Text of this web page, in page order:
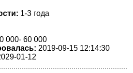
1-3 года
000- 60 000
2019-09-15 12:14:30
01-12